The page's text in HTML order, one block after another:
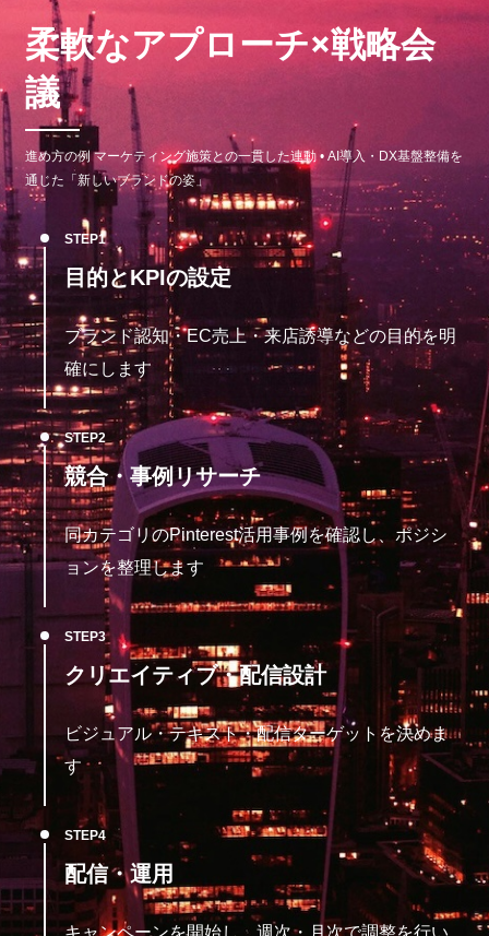
柔軟なアプローチ×戦略会
議
進め方の例 マーケティング施策との一貫した連動 • AI導入・DX基盤整備を
通じた「新しいブランドの姿」
STEP
目的とKPIの設定
ブランド認知・EC売上・来店誘導などの目的を明
確にします
STEP
競合・事例リサーチ
同カテゴリのPinterest活用事例を確認し、ポジシ
ョンを整理します
STEP
クリエイティブ・配信設計
ビジュアル・テキスト・配信ターゲットを決めま
す
STEP
配信・運用
キャンペーンを開始し、週次・月次で調整を行い